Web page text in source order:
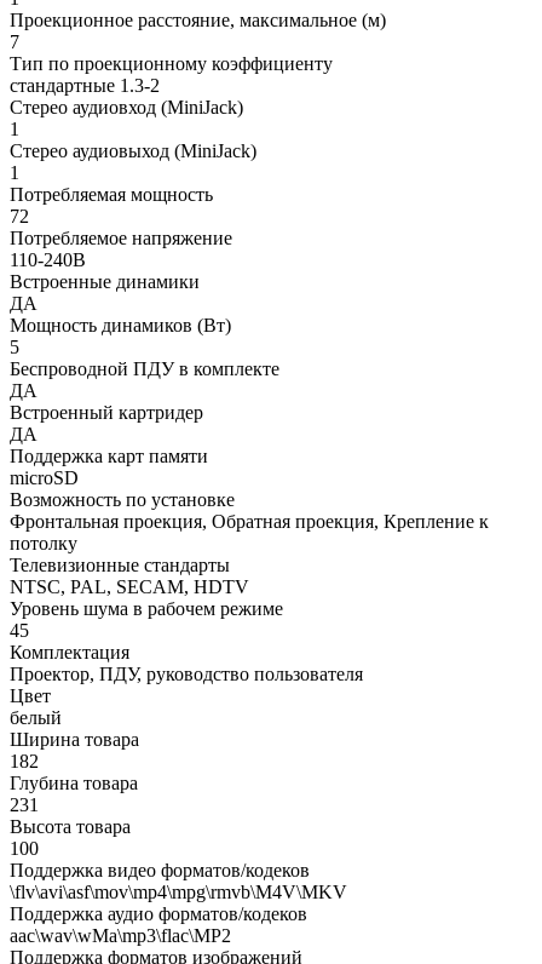
Проекционное расстояние, максимальное (м)
7
Тип по проекционному коэффициенту
стандартные 1.3-2
Стерео аудиовход (MiniJack)
1
Стерео аудиовыход (MiniJack)
1
Потребляемая мощность
72
Потребляемое напряжение
110-240В
Встроенные динамики
ДА
Мощность динамиков (Вт)
5
Беспроводной ПДУ в комплекте
ДА
Встроенный картридер
ДА
Поддержка карт памяти
microSD
Возможность по установке
Фронтальная проекция, Обратная проекция, Крепление к
потолку
Телевизионные стандарты
NTSC, PAL, SECAM, HDTV
Уровень шума в рабочем режиме
45
Комплектация
Проектор, ПДУ, руководство пользователя
Цвет
белый
Ширина товара
182
Глубина товара
231
Высота товара
100
Поддержка видео форматов/кодеков
\flv\avi\asf\mov\mp4\mpg\rmvb\M4V\MKV
Поддержка аудио форматов/кодеков
aac\wav\wMa\mp3\flac\MP2
Поддержка форматов изображений